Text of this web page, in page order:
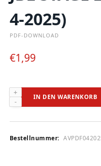
4-2025)
PDF-DOWNLOAD
€1,99
JBL
STAGE
(audiovision
2025)
IN DEN WARENKORB
Bestellnummer: